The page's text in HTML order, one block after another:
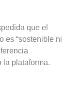
que el
es “sostenible ni
la plataforma.